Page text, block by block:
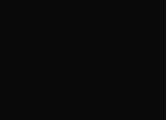
Perumahan, Apartemen,